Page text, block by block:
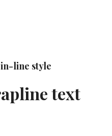
line style
text